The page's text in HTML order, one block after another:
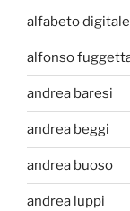
alfabeto digitale
alfonso
andrea baresi
andrea beggi
andrea buoso
andrea luppi